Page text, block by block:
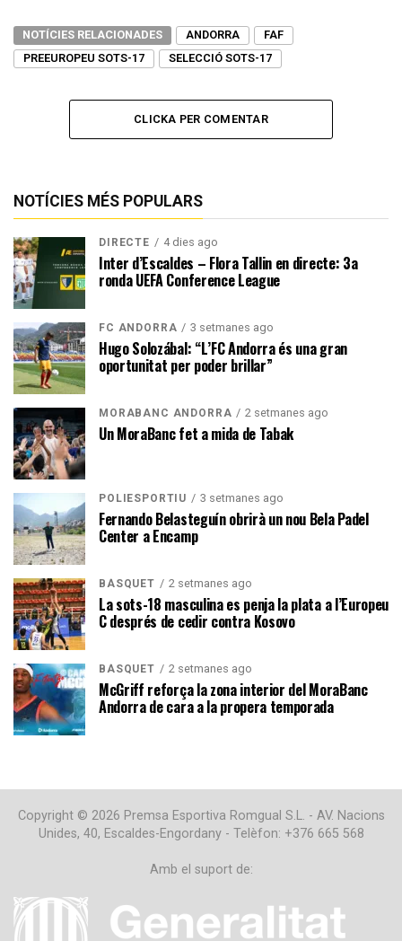
— Federació Andorrana de Futbol (@Fedandfut)
1, 2023
NOTÍCIES RELACIONADES ANDORRA
FAF
PREEUROPEU SOTS-17
SELECCIÓ SOTS-17
CLICKA PER COMENTAR
NOTÍCIES MÉS POPULARS
DIRECTE 4 dies ago
Inter d’Escaldes – Flora Tallin en directe: 3a
ronda UEFA Conference League
FC ANDORRA 3 setmanes ago
Hugo Solozábal: “L’FC Andorra és una gran
oportunitat per poder brillar”
MORABANC ANDORRA 2 setmanes ago
Un MoraBanc fet a mida de Tabak
POLIESPORTIU 3 setmanes ago
Fernando Belasteguín obrirà un nou Bela Padel
Center a Encamp
BÀSQUET 2 setmanes ago
La sots-18 masculina es penja la plata a l’Europeu
C després de cedir contra Kosovo
BÀSQUET 2 setmanes ago
McGriff reforça la zona interior del MoraBanc
Andorra de cara a la propera temporada
Copyright © 2026 Premsa Esportiva Romgual S.L. - AV. Nacions
Unides, 40, Escaldes-Engordany - Telèfon: +376 665 568
Amb el suport de: